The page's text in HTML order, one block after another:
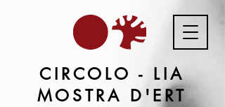
CIRCOLO - LIA
MOSTRA D'ERT